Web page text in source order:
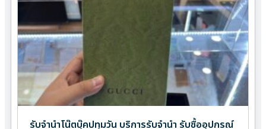
รับจำนำโน๊ตบุ๊คปทุมวัน บริการรับจำนำ รับซื้ออุปกรณ์